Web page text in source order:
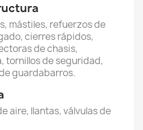
mástiles, refuerzos de
cierres rápidos,
de chasis,
tornillos de seguridad,
guardabarros.
aire, llantas, válvulas de